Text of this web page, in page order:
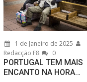
1 de Janeiro de 2025
Redacção F8
0
PORTUGAL TEM MAIS
ENCANTO NA HORA…